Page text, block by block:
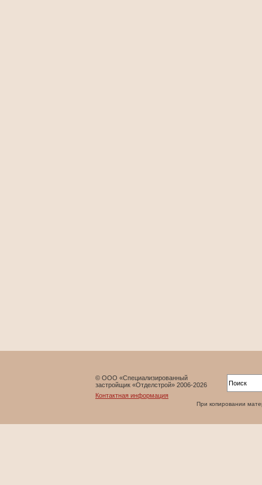
© ООО «Специализированный
застройщик «Отделстрой» 2006-2026
Контактная информация
При копировании